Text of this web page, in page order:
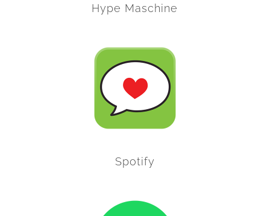
Hype Maschine
Spotify